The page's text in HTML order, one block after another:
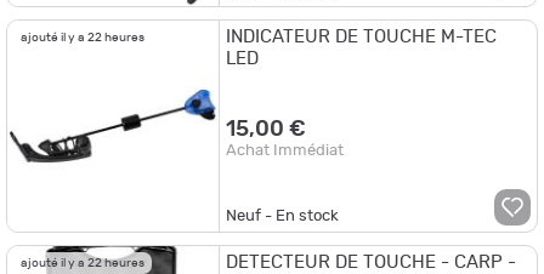
ajouté il y a 22 heures
INDICATEUR DE TOUCHE M-TEC
LED
15,00 €
Achat Immédiat
Neuf - En stock
ajouté il y a 22 heures
DETECTEUR DE TOUCHE - CARP -